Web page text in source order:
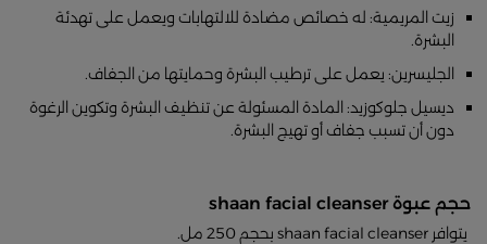
زيت المريمية: له خصائص مضادة للالتهابات ويعمل على تهدئة
البشرة.
الجليسرين: يعمل على ترطيب البشرة وحمايتها من الجفاف.
ديسيل جلوكوزيد: المادة المسئولة عن تنظيف البشرة وتكوين الرغوة
دون أن تسبب جفاف أو تهيج البشرة.
حجم عبوة shaan facial cleanser
يتوافر shaan facial cleanser بحجم 250 مل.